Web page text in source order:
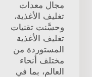
مجال معدات
تغليف الأغذية،
وحسَّنت تقنيات
تغليف الأغذية
المستوردة من
مختلف أنحاء
العالم، بما في